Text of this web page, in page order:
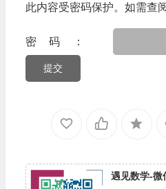
此内容受密码保护。如需查
密码：
遇见数学-微